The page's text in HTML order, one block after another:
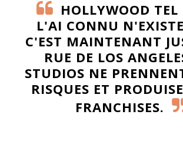
HOLLYWOOD TEL
L'AI CONNU
C'EST MAINTENANT
RUE DE LOS
STUDIOS NE
RISQUES ET
FRANCHISES.